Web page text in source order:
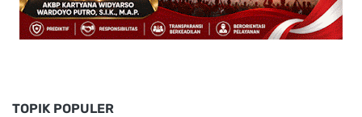
TOPIK POPULER